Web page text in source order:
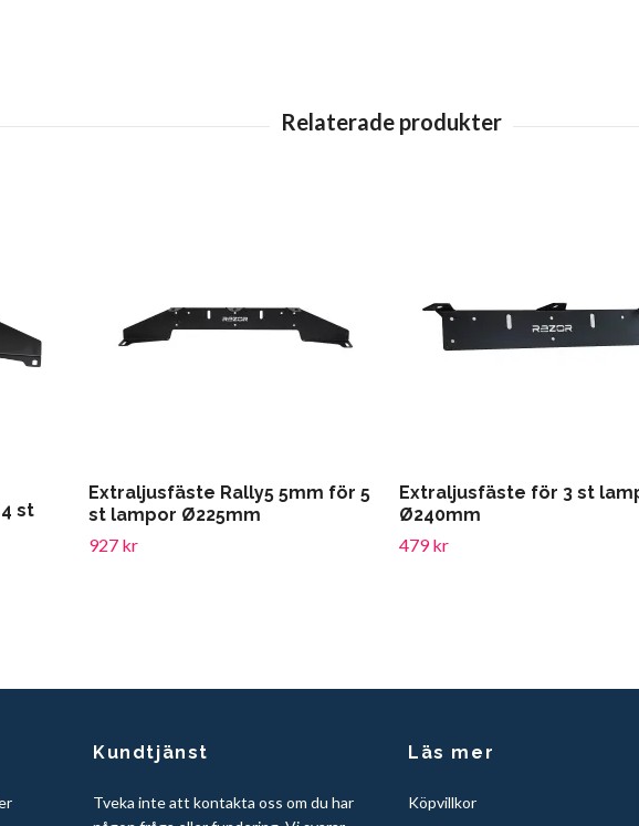
st
Extraljusfäste Rally5 5mm för 5
st lampor Ø225mm
927 kr
Extraljusfäste för 3 st
Ø240mm
479 kr
Kundtjänst
Tveka inte att kontakta oss om du har
Läs mer
Köpvillkor